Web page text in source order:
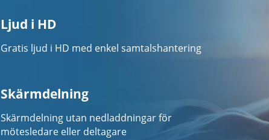
Ljud i HD
Gratis ljud i HD med enkel samtalshantering
Skärmdelning
Skärmdelning utan nedladdningar för
mötesledare eller deltagare